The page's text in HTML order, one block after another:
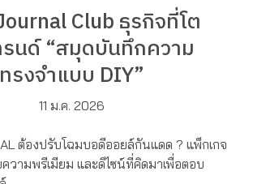
Club ธุรกิจที่โต
รนด์ “สมุดบันทึกความ
ทรงจำแบบ DIY”
11 ม.ค. 2026